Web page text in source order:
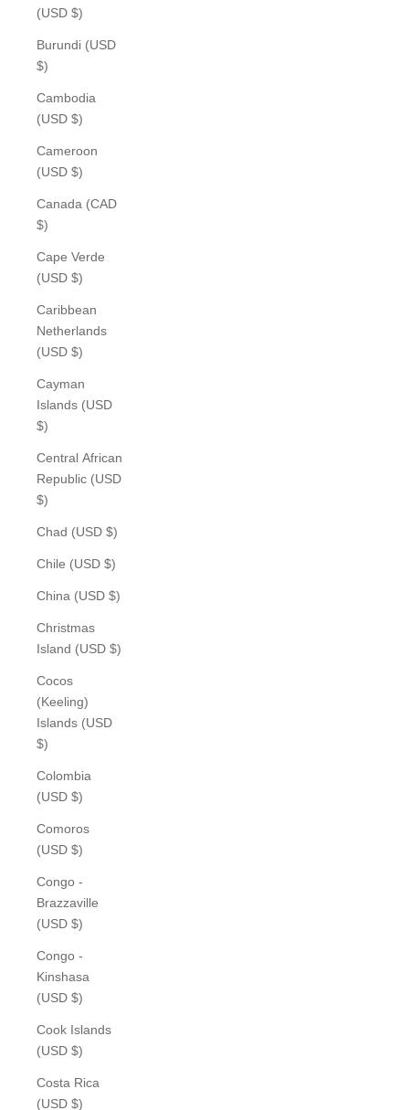
(USD $)
Burundi (USD
$)
Cambodia
(USD $)
Cameroon
(USD $)
Canada (CAD
$)
Cape Verde
(USD $)
Caribbean
Netherlands
(USD $)
Cayman
Islands (USD
$)
Central African
Republic (USD
$)
Chad (USD $)
Chile (USD $)
China (USD $)
Christmas
Island (USD $)
Cocos
(Keeling)
Islands (USD
$)
Colombia
(USD $)
Comoros
(USD $)
Congo -
Brazzaville
(USD $)
Congo -
Kinshasa
(USD $)
Cook Islands
(USD $)
Costa Rica
(USD $)